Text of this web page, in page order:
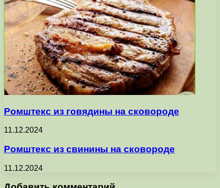
Ромштекс из говядины на сковороде
11.12.2024
Ромштекс из свинины на сковороде
11.12.2024